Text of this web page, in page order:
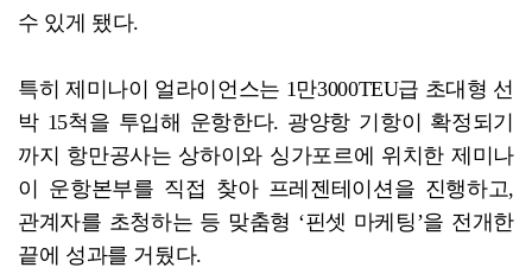
수 있게 됐다.
특히 제미나이 얼라이언스는 1만3000TEU급 초대형 선
박 15척을 투입해 운항한다. 광양항 기항이 확정되기
까지 항만공사는 상하이와 싱가포르에 위치한 제미나
이 운항본부를 직접 찾아 프레젠테이션을 진행하고,
관계자를 초청하는 등 맞춤형 ‘핀셋 마케팅’을 전개한
끝에 성과를 거뒀다.